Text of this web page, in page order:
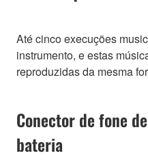
Até cinco execuções
instrumento, e estas
reproduzidas da mesma
Conector de fone
bateria